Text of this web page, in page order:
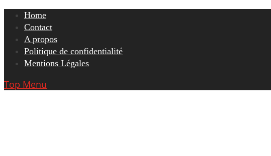
Skip
content
Home
Contact
A propos
Politique de confidentialité
Mentions Légales
Top Menu